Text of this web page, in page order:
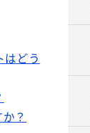
どう
？